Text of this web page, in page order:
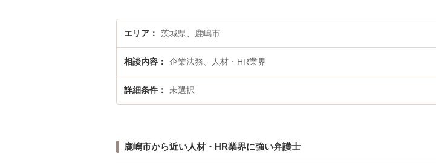
エリア 茨城県、鹿嶋市
相談内容 企業法務、人材・HR業界
詳細条件 未選択
鹿嶋市から近い人材・HR業界に強い弁護士